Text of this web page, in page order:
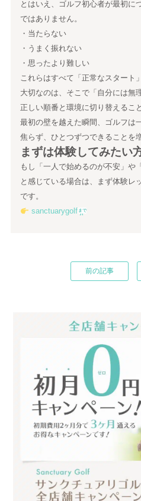
とはいえ、ゴルフ初心者が最初に
ではありません。
・当たらない
・うまく振れない
・思ったより難しい
これらはすべて「正常なスタート
大切なのは、そこで「自分には無
正しい順番と環境に切り替えるこ
最初の壁を越えた瞬間、ゴルフは
焦らず、ひとつずつできることを
まずは体験してみたい
もし「一人で始めるのが不安」や
と感じている場合は、まず体験レ
です。
sanctuarygolf.jp
前の記事
まで